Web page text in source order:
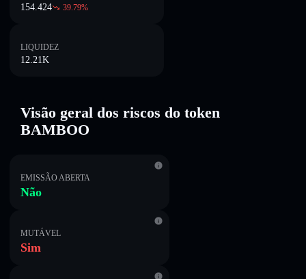
154.424 39.79%
LIQUIDEZ
12.21K
Visão geral dos riscos do token
BAMBOO
EMISSÃO ABERTA
Não
MUTÁVEL
Sim